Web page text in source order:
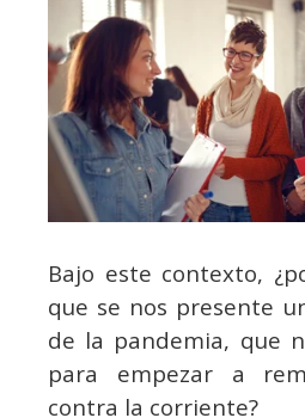
Bajo este contexto,
que se nos presente
de la pandemia, que
para empezar a
contra la corriente?